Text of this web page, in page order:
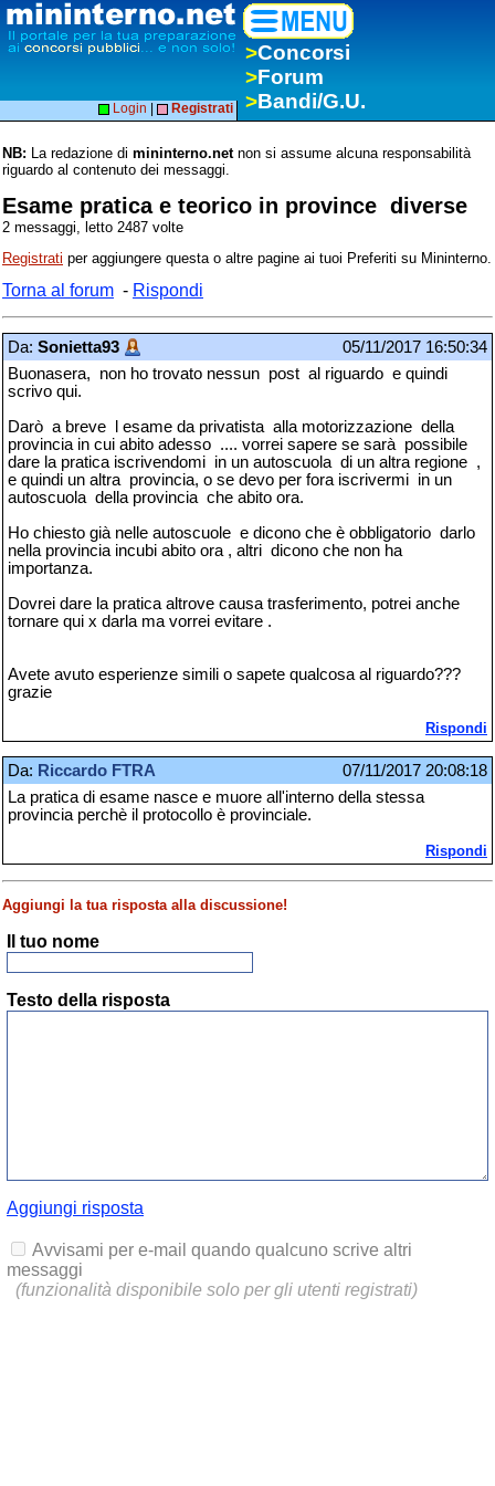
>Concorsi
>Forum
>Bandi/G.U.
Login Registrati
NB: La redazione di mininterno.netnon si assume alcuna responsabilità
riguardo al contenuto dei messaggi.
Esame pratica e teorico in province diverse
2 messaggi, letto 2487 volte
Registrati per aggiungere questa o altre pagine ai tuoi Preferiti su Mininterno.
Torna al forum - Rispondi
Da: Sonietta93
05/11/2017 16:50:34
Buonasera, non ho trovato nessun post al riguardo e quindi
scrivo qui.
Darò a breve l esame da privatista alla motorizzazione della
provincia in cui abito adesso .... vorrei sapere se sarà possibile
dare la pratica iscrivendomi in un autoscuola di un altra regione ,
e quindi un altra provincia, o se devo per fora iscrivermi in un
autoscuola della provincia che abito ora.
Ho chiesto già nelle autoscuole e dicono che è obbligatorio darlo
nella provincia incubi abito ora , altri dicono che non ha
importanza.
Dovrei dare la pratica altrove causa trasferimento, potrei anche
tornare qui x darla ma vorrei evitare .
Avete avuto esperienze simili o sapete qualcosa al riguardo???
grazie
Rispondi
Da: Riccardo FTRA
07/11/2017 20:08:18
La pratica di esame nasce e muore all'interno della stessa
provincia perchè il protocollo è provinciale.
Rispondi
Aggiungi la tua risposta alla discussione!
Il tuo nome
Testo della risposta
Aggiungi risposta
Avvisami per e-mail quando qualcuno scrive altri
messaggi
(funzionalità disponibile solo per gli utenti registrati)